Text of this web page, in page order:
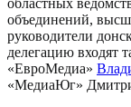
областных
объединений,
руководители
делегацию входят
«ЕвроМедиа»
«МедиаЮг»